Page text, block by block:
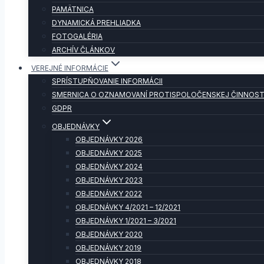
PAMÄTNICA
DYNAMICKÁ PREHLIADKA
FOTOGALÉRIA
ARCHÍV ČLÁNKOV
VEREJNÉ INFORMÁCIE
SPRÍSTUPŇOVANIE INFORMÁCII
SMERNICA O OZNAMOVANÍ PROTISPOLOČENSKEJ
GDPR
OBJEDNÁVKY
OBJEDNÁVKY 2026
OBJEDNÁVKY 2025
OBJEDNÁVKY 2024
OBJEDNÁVKY 2023
OBJEDNÁVKY 2022
OBJEDNÁVKY 4/2021 – 12/2021
OBJEDNÁVKY 1/2021 – 3/2021
OBJEDNÁVKY 2020
OBJEDNÁVKY 2019
OBJEDNÁVKY 2018